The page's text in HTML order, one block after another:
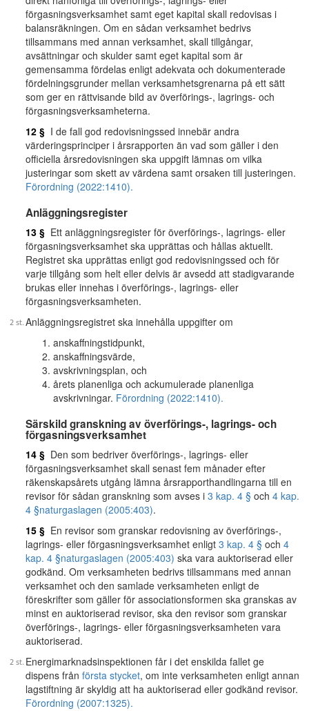
förgasningsverksamhet samt eget kapital skall redovisas i
balansräkningen. Om en sådan verksamhet bedrivs
tillsammans med annan verksamhet, skall tillgångar,
avsättningar och skulder samt eget kapital som är
gemensamma fördelas enligt adekvata och dokumenterade
fördelningsgrunder mellan verksamhetsgrenarna på ett sätt
som ger en rättvisande bild av överförings-, lagrings- och
förgasningsverksamheterna.
12 § I de fall god redovisningssed innebär andra
värderingsprinciper i årsrapporten än vad som gäller i den
officiella årsredovisningen ska uppgift lämnas om vilka
justeringar som skett av värdena samt orsaken till justeringen.
Förordning (2022:1410).
Anläggningsregister
13 § Ett anläggningsregister för överförings-, lagrings- eller
förgasningsverksamhet ska upprättas och hållas aktuellt.
Registret ska upprättas enligt god redovisningssed och för
varje tillgång som helt eller delvis är avsedd att stadigvarande
brukas eller innehas i överförings-, lagrings- eller
förgasningsverksamheten.
Anläggningsregistret ska innehålla uppgifter om
anskaffningstidpunkt,
anskaffningsvärde,
avskrivningsplan, och
årets planenliga och ackumulerade planenliga
avskrivningar. Förordning (2022:1410).
Särskild granskning av överförings-, lagrings- och
förgasningsverksamhet
14 § Den som bedriver överförings-, lagrings- eller
förgasningsverksamhet skall senast fem månader efter
räkenskapsårets utgång lämna årsrapporthandlingarna till en
revisor för sådan granskning som avses i 3 kap. 4 § och 4 kap.
4 §naturgaslagen (2005:403).
15 § En revisor som granskar redovisning av överförings-,
lagrings- eller förgasningsverksamhet enligt 3 kap. 4 § och 4
kap. 4 §naturgaslagen (2005:403) ska vara auktoriserad eller
godkänd. Om verksamheten bedrivs tillsammans med annan
verksamhet och den samlade verksamheten enligt de
föreskrifter som gäller för associationsformen ska granskas av
minst en auktoriserad revisor, ska den revisor som granskar
överförings-, lagrings- eller förgasningsverksamheten vara
auktoriserad.
Energimarknadsinspektionen får i det enskilda fallet ge
dispens från första stycket, om inte verksamheten enligt annan
lagstiftning är skyldig att ha auktoriserad eller godkänd revisor.
Förordning (2007:1325).